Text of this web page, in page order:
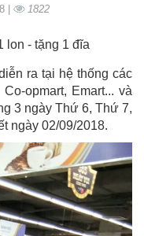
| 1822
lon - tặng 1 đĩa
ra tại hệ thống các
opmart, Emart... và
3 ngày Thứ 6, Thứ 7,
ngày 02/09/2018.